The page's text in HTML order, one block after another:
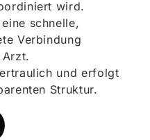
wird.
schnelle,
Verbindung
und erfolgt
Struktur.